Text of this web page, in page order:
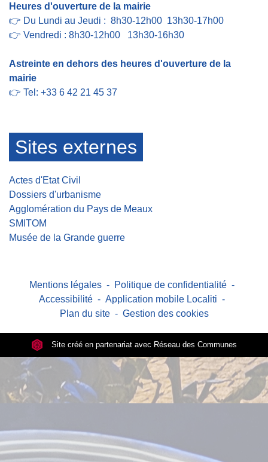
Heures d'ouverture de la mairie
👉 Du Lundi au Jeudi : 8h30-12h00 13h30-17h00
👉 Vendredi : 8h30-12h00 13h30-16h30
Astreinte en dehors des heures d'ouverture de la
mairie
👉 Tel: +33 6 42 21 45 37
Sites externes
Actes d'Etat Civil
Dossiers d'urbanisme
Agglomération du Pays de Meaux
SMITOM
Musée de la Grande guerre
Mentions légales - Politique de confidentialité -
Accessibilité - Application mobile Localiti -
Plan du site - Gestion des cookies
Site créé en partenariat avec Réseau des Communes